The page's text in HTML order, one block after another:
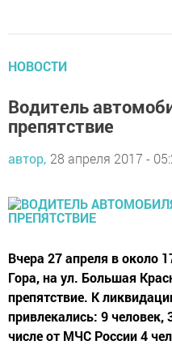
НОВОСТИ
Водитель
препятствие
автор, 28 апреля 2017 -
Вчера 27 апреля в около
Гора, на ул. Большая
препятствие. К
привлекались: 9
числе от МЧС России 4